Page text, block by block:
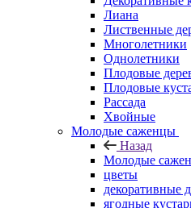
Лиана
Лиственные
Многолетники
Однолетники
Плодовые
Плодовые
Рассада
Хвойные
Молодые саженцы
Назад
Молодые
цветы
декоративные
ягодные